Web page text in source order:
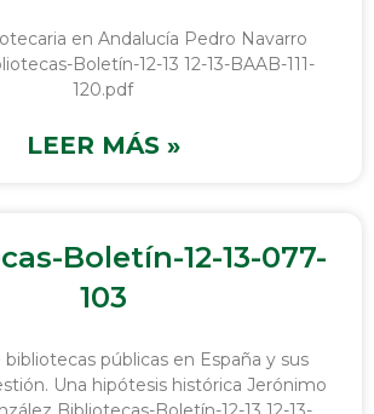
en Andalucía Pedro Navarro
Boletín-12-13 12-13-BAAB-111-
120.pdf
LEER MÁS »
Boletín-12-13-077-
103
públicas en España y sus
Una hipótesis histórica Jerónimo